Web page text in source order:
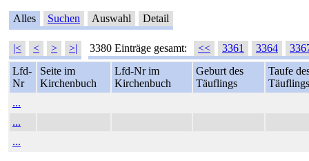
Alles Suchen Auswahl Detail
|< < > >| 3380 Einträge gesamt: << 3361 3364
Lfd-
Nr
Seite im
Kirchenbuch
Lfd-Nr im
Kirchenbuch
Geburt des
Täuflings
Taufe
Täuflings
...
...
...